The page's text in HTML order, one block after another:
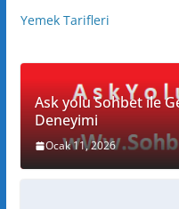
Yemek Tarifleri
Ask yolu Sohbet ile
Deneyimi
Ocak 11, 2026